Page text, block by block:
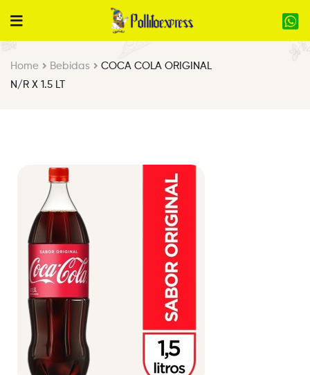
Home Bebidas
COCA COLA ORIGINAL
N/R X 1.5 LT